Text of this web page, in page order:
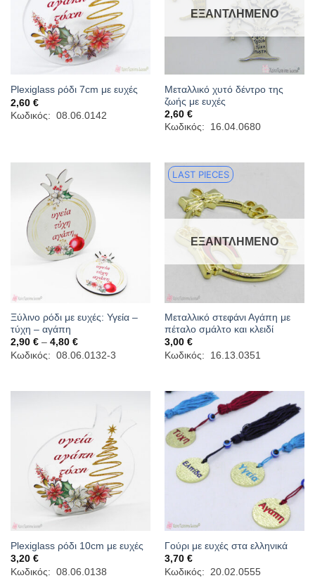
Plexiglass ρόδι 7cm με ευχές
2,60 €
Κωδικός: 08.06.0142
ΕΞΑΝΤΛΗΜΈΝΟ
Μεταλλικό χυτό δέντρο της
ζωής με ευχές
2,60 €
Κωδικός: 16.04.0680
Ξύλινο ρόδι με ευχές: Υγεία –
τύχη – αγάπη
2,90 € – 4,80 €Price
range:
2,90 €
Κωδικός: 08.06.0132-3
LAST PIECES
ΕΞΑΝΤΛΗΜΈΝΟ
Μεταλλικό στεφάνι Αγάπη με
πέταλο σμάλτο και κλειδί
3,00 €
Κωδικός: 16.13.0351
Plexiglass ρόδι 10cm με ευχές
3,20 €
Κωδικός: 08.06.0138
Γούρι με ευχές στα ελληνικά
3,70 €
Κωδικός: 20.02.0555